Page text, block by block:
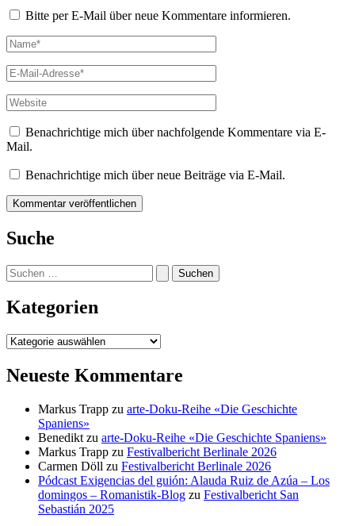
Bitte per E-Mail über neue Kommentare informieren.
Name*
E-
Mail-
Adresse*
Website
Benachrichtige mich über nachfolgende Kommentare via E-
Mail.
Benachrichtige mich über neue Beiträge via E-Mail.
Suche
Suchen
nach:
Kategorien
Kategorien
Neueste Kommentare
Markus Trapp zu arte-Doku-Reihe «Die Geschichte
Spaniens»
Benedikt zu arte-Doku-Reihe «Die Geschichte Spaniens»
Markus Trapp zu Festivalbericht Berlinale 2026
Carmen Döll zu Festivalbericht Berlinale 2026
Pódcast Exigencias del guión: Alauda Ruiz de Azúa – Los
domingos – Romanistik-Blog zu Festivalbericht San
Sebastián 2025